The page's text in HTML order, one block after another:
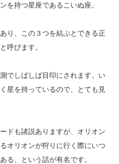
を持つ星座であるこいぬ座。
り、この３つを結ぶとできる正
呼びます。
でしばしば目印にされます。い
星を持っているので、とても見
ドも諸説ありますが、オリオン
オリオンが狩りに行く際にいつ
る、という話が有名です。